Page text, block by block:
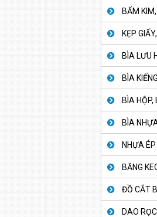
BẤM KIM,
KẸP
BÌA LƯU
BÌA
BÌA
BÌA
NHỰA
BĂNG
ĐỒ CẮT
DAO